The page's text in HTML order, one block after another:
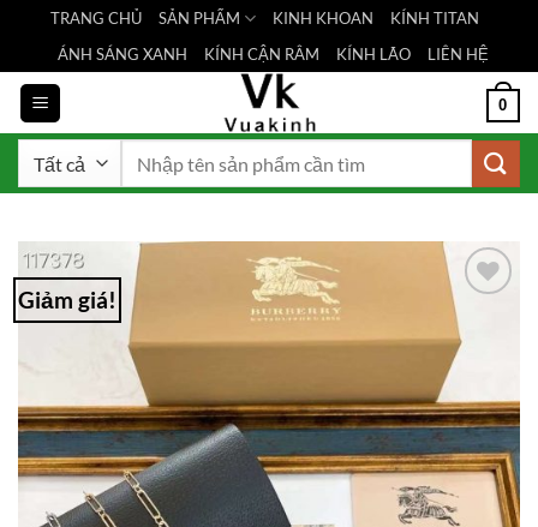
nội
dung
TRANG CHỦ SẢN PHẨM KINH KHOAN
KÍNH TITAN
ÁNH SÁNG XANH
KÍNH CẬN RÂM KÍNH LÃO LIÊN HỆ
0
Giảm giá!
Add to
Wishlist